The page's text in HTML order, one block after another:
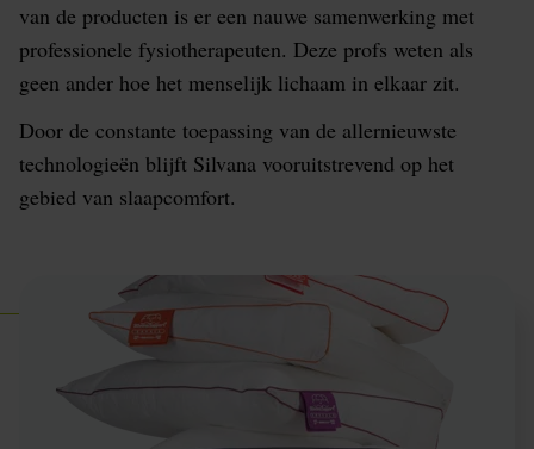
van de producten is er een nauwe samenwerking met
professionele fysiotherapeuten. Deze profs weten als
geen ander hoe het menselijk lichaam in elkaar zit.
Door de constante toepassing van de allernieuwste
technologieën blijft Silvana vooruitstrevend op het
gebied van slaapcomfort.